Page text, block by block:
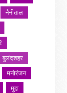
नैनीताल
बुलंदशहर
मनोरंजन
मुद्दा